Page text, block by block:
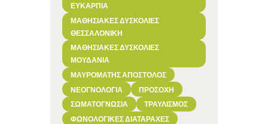
ΕΥΚΑΡΠΊΑ
ΜΑΘΗΣΙΑΚΈΣ ΔΥΣΚΟΛΊΕΣ
ΘΕΣΣΑΛΟΝΊΚΗ
ΜΑΘΗΣΙΑΚΈΣ ΔΥΣΚΟΛΊΕΣ
ΜΟΥΔΑΝΙΆ
ΜΑΥΡΟΜΆΤΗΣ ΑΠΌΣΤΟΛΟΣ
ΝΕΟΓΝΟΛΟΓΊΑ
ΠΡΟΣΟΧΉ
ΣΩΜΑΤΟΓΝΩΣΊΑ
ΤΡΑΥΛΙΣΜΌΣ
ΦΩΝΟΛΟΓΙΚΈΣ ΔΙΑΤΑΡΑΧΈΣ